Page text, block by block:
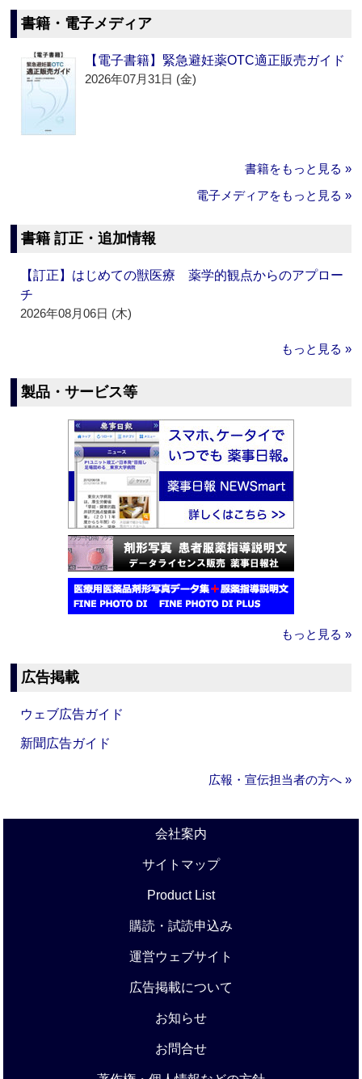
書籍・電子メディア
【電子書籍】緊急避妊薬OTC適正販売ガイド
2026年07月31日 (金)
書籍をもっと見る »
電子メディアをもっと見る »
書籍 訂正・追加情報
【訂正】はじめての獣医療 薬学的観点からのアプロー
チ
2026年08月06日 (木)
もっと見る »
製品・サービス等
もっと見る »
広告掲載
ウェブ広告ガイド
新聞広告ガイド
広報・宣伝担当者の方へ »
会社案内
サイトマップ
Product List
購読・試読申込み
運営ウェブサイト
広告掲載について
お知らせ
お問合せ